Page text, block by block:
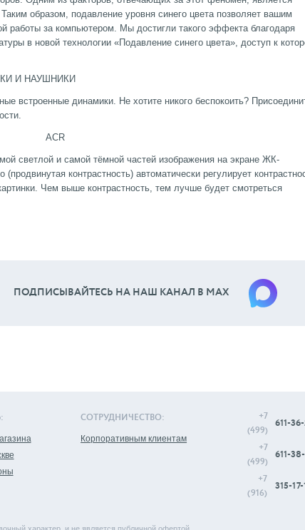
образом, подавление уровня синего цвета позволяет вашим
работы за компьютером. Мы достигли такого эффекта благодаря
в новой технологии «Подавление синего цвета», доступ к
встроенные динамики. Не хотите никого беспокоить?
светлой и самой тёмной частей изображения на экране ЖК-
контрастность) автоматически регулирует
Чем выше контрастность, тем лучше будет смотреться
ПОДПИСЫВАЙТЕСЬ НА НАШ КАНАЛ В МАХ
СОТРУДНИЧЕСТВО:
Корпоративным клиентам
+7
(499)
611-36-
+7
(499)
611-
+7
(916)
315-17-